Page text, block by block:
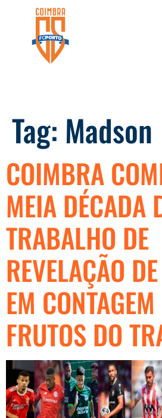
Tag: Madson
COIMBRA
MEIA DÉCADA
TRABALHO DE
REVELAÇÃO
EM
FRUTOS DO